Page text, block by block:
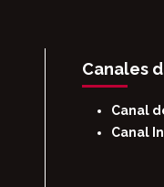
Canales
Canal
Canal